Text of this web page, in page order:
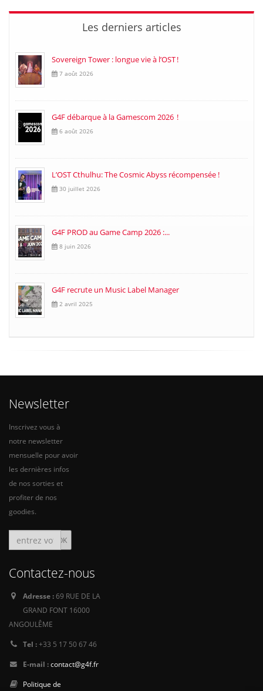
Les derniers articles
Sovereign Tower : longue vie à l’OST !
7 août 2026
G4F débarque à la Gamescom 2026 !
6 août 2026
L’OST Cthulhu: The Cosmic Abyss récompensée !
30 juillet 2026
G4F PROD au Game Camp 2026 :...
8 juin 2026
G4F recrute un Music Label Manager
2 avril 2025
Newsletter
Inscrivez vous à
notre newsletter
mensuelle pour avoir
les dernières infos
de nos sorties et
profiter de nos
goodies.
Contactez-nous
Adresse :69 RUE DE LA
GRAND FONT 16000
ANGOULÊME
Tel :+33 5 17 50 67 46
E-mail :contact@g4f.fr
Politique de